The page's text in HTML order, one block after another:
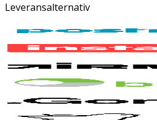
Leveransalternativ